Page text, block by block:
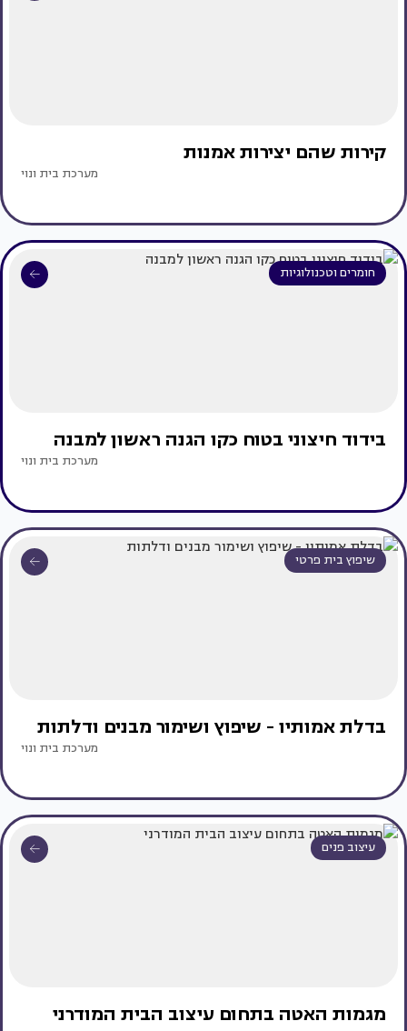
קירות שהם יצירות אמנות
מערכת בית ונוי
חומרים וטכנולוגיות
בידוד חיצוני בטוח כקו הגנה ראשון למבנה
מערכת בית ונוי
שיפוץ בית פרטי
בדלת אמותיו - שיפוץ ושימור מבנים ודלתות
מערכת בית ונוי
עיצוב פנים
מגמות האטה בתחום עיצוב הבית המודרני